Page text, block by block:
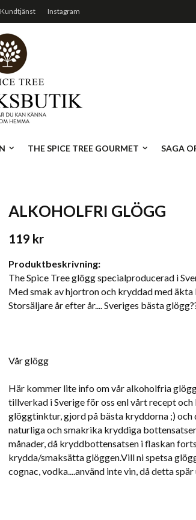
Kundtjänst Instagram
THE SPICE TREE GOURMET SAGA
ALKOHOLFRI GLÖGG
119 kr
Produktbeskrivning:
The Spice Tree glögg specialproducerad i
Med smak av hjortron och kryddad med
Storsäljare år efter år.... Sveriges bästa
Vår glögg
Här kommer lite info om vår alkoholfria
tillverkad i Sverige för oss enl vårt recept
glöggtinktur, gjord på bästa kryddorna ;) och
naturliga och smakrika kryddiga
månader, då kryddbottensatsen i flaskan
krydda/smaksätta glöggen.Vill ni spetsa
cognac, vodka....använd inte vin, då detta